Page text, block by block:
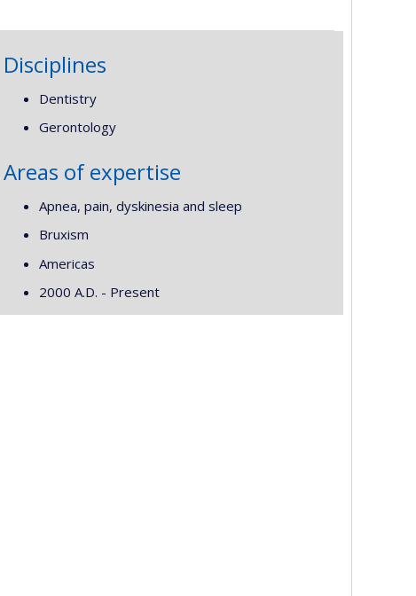
Disciplines
Dentistry
Gerontology
Areas of expertise
Apnea, pain, dyskinesia and sleep
Bruxism
Americas
2000 A.D. - Present